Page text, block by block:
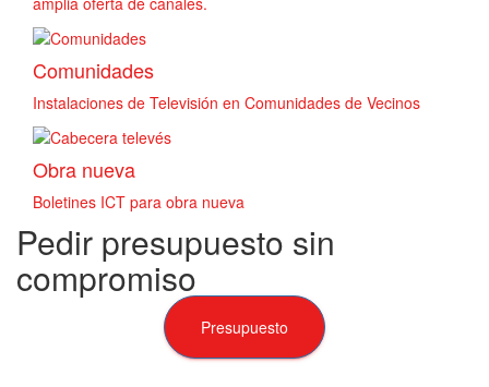
Comunidades
Instalaciones de Televisión en Comunidades de Vecinos
Obra nueva
Boletines ICT para obra nueva
Pedir presupuesto sin
compromiso
Presupuesto